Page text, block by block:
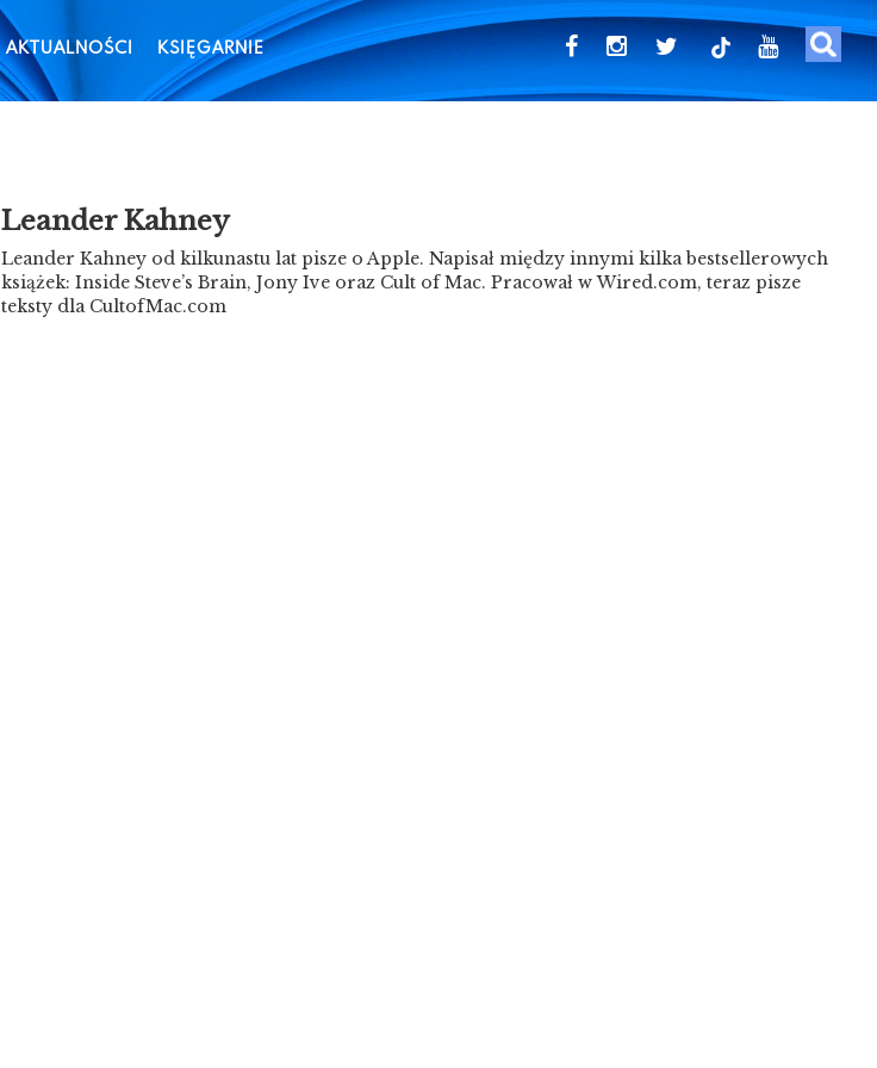
AKTUALNOŚCI KSIĘGARNIE tiktok
Leander Kahney
Leander Kahney od kilkunastu lat pisze o Apple. Napisał między innymi kilka bestsellerowych
książek: Inside Steve’s Brain, Jony Ive oraz Cult of Mac. Pracował w Wired.com, teraz pisze
teksty dla CultofMac.com